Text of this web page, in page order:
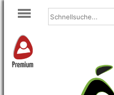
Premium